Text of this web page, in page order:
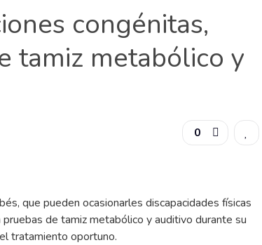
congénitas,
tamiz metabólico y
0
que pueden ocasionarles discapacidades físicas
de tamiz metabólico y auditivo durante su
tratamiento oportuno.